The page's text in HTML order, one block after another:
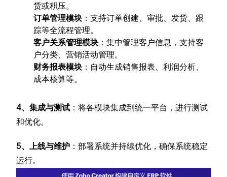
货或积压。
订单管理模块 ：支持订单创建、审批、发货、跟
踪等全流程管理。
客户关系管理模块 ：集中管理客户信息，支持客
户分类、营销活动管理。
财务报表模块 ：自动生成销售报表、利润分析、
成本核算等。
4、集成与测试 ：将各模块集成到统一平台，进行测试
和优化。
5、上线与维护 ：部署系统并持续优化，确保系统稳定
运行。